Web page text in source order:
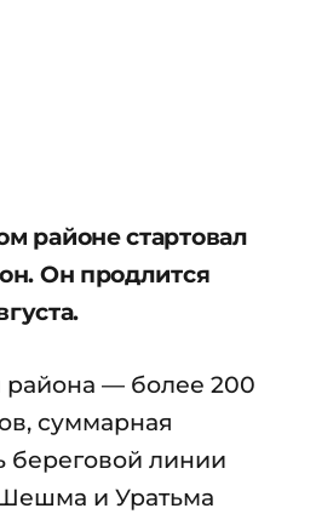
районе стартовал
Он продлится
района — более 200
суммарная
береговой линии
и Уратьма